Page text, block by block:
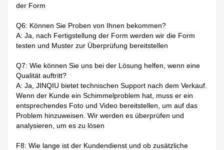
der Form
Q6: Können Sie Proben von Ihnen bekommen?
A: Ja, nach Fertigstellung der Form werden wir die Form
testen und Muster zur Überprüfung bereitstellen
Q7: Wie können Sie uns bei der Lösung helfen, wenn eine
Qualität auftritt?
A: Ja, JINQIU bietet technischen Support nach dem Verkauf.
Wenn der Kunde ein Schimmelproblem hat, muss er ein
entsprechendes Foto und Video bereitstellen, um auf das
Problem hinzuweisen. Wir werden es überprüfen und
analysieren, um es zu lösen
F8: Wie lange ist der Kundendienst und ob zusätzliche